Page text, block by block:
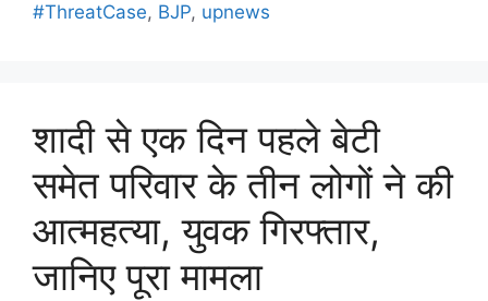
#ThreatCase, BJP, upnews
शादी से एक दिन पहले बेटी
समेत परिवार के तीन लोगों ने की
आत्महत्या, युवक गिरफ्तार,
जानिए पूरा मामला